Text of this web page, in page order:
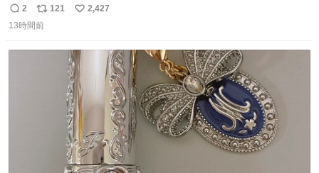
にアイス置いてあって バニラがこれだった 粋な計らいあり
がとう
返
信
2
リ
ポ
121
い
数
2,427
13時間前